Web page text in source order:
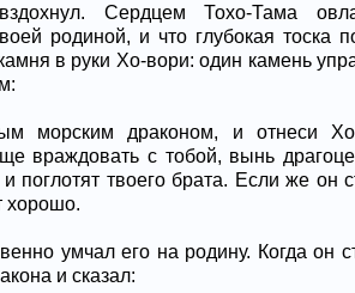
Сердцем Тохо-Тама
родиной, и что глубокая тоска
в руки Хо-вори: один камень
морским драконом, и отнеси
враждовать с тобой, вынь
твоего брата. Если же он
хорошо.
умчал его на родину. Когда он
и сказал: